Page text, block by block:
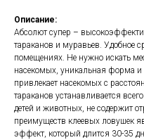
Описание:
Абсолют супер –
тараканов и муравьев. Удобное
помещениях. Не нужно искать
насекомых, уникальная форма и
привлекает насекомых с
тараканов устанавливается
детей и животных, не содержит
преимуществ клеевых ловушек
эффект, который длится 30-35